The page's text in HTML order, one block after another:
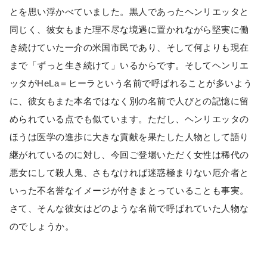
とを思い浮かべていました。黒人であったヘンリエッタと
同じく、彼女もまた理不尽な境遇に置かれながら堅実に働
き続けていた一介の米国市民であり、そして何よりも現在
まで「ずっと生き続けて」いるからです。そしてヘンリエ
ッタがHeLa＝ヒーラという名前で呼ばれることが多いよう
に、彼女もまた本名ではなく別の名前で人びとの記憶に留
められている点でも似ています。ただし、ヘンリエッタの
ほうは医学の進歩に大きな貢献を果たした人物として語り
継がれているのに対し、今回ご登場いただく女性は稀代の
悪女にして殺人鬼、さもなければ迷惑極まりない厄介者と
いった不名誉なイメージが付きまとっていることも事実。
さて、そんな彼女はどのような名前で呼ばれていた人物な
のでしょうか。